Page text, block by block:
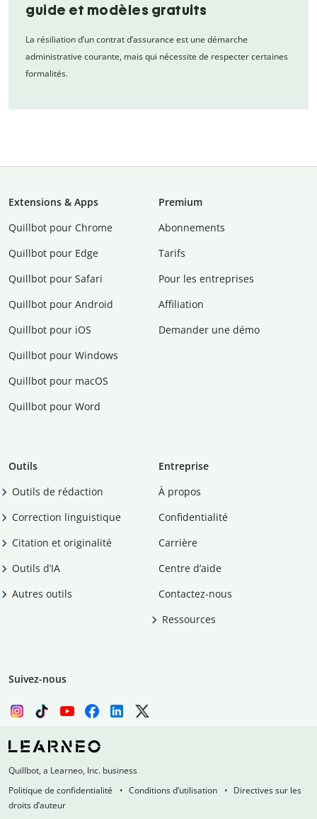
guide et modèles gratuits
La résiliation d’un contrat d’assurance est une démarche
administrative courante, mais qui nécessite de respecter certaines
formalités.
Extensions & Apps
Quillbot pour Chrome
Quillbot pour Edge
Quillbot pour Safari
Quillbot pour Android
Quillbot pour iOS
Quillbot pour Windows
Quillbot pour macOS
Quillbot pour Word
Premium
Abonnements
Tarifs
Pour les entreprises
Affiliation
Demander une démo
Outils
Outils de rédaction
Correction linguistique
Citation et originalité
Outils d’IA
Autres outils
Entreprise
À propos
Confidentialité
Carrière
Centre d’aide
Contactez-nous
Ressources
Suivez-nous
Quillbot, a Learneo, Inc. business
Politique de confidentialité
Conditions d’utilisation
Directives sur les
droits d’auteur